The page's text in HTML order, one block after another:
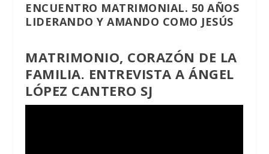
ENCUENTRO MATRIMONIAL. 50 AÑOS
LIDERANDO Y AMANDO COMO JESÚS
MATRIMONIO, CORAZÓN DE LA
FAMILIA. ENTREVISTA A ÁNGEL
LÓPEZ CANTERO SJ